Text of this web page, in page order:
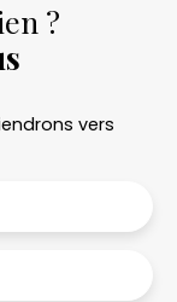
?
vers